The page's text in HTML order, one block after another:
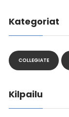
Kategoriat
COLLEGIATE
Kilpailu